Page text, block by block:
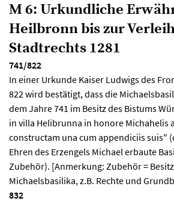
M 6: Urkundliche
Heilbronn bis zur
Stadtrechts 1281
741/822
In einer Urkunde Kaiser Ludwigs des
822 wird bestätigt, dass die
dem Jahre 741 im Besitz des Bistums
in villa Helibrunna in honore Michahelis
constructam una cum appendiciis suis"
Ehren des Erzengels Michael erbaute
Zubehör). [Anmerkung: Zubehör =
Michaelsbasilika, z.B. Rechte und
832